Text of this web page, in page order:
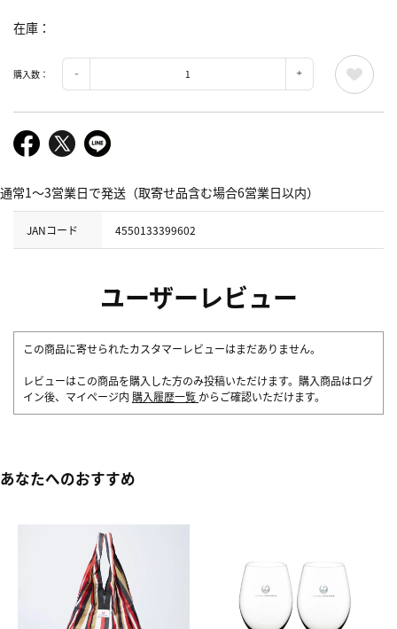
在庫
購入数：
通常1～3営業日で発送（取寄せ品含む場合6営業日以内）
JANコード 4550133399602
ユーザーレビュー
この商品に寄せられたカスタマーレビューはまだありません。
レビューはこの商品を購入した方のみ投稿いただけます。購入商品はログ
イン後、マイページ内 購入履歴一覧 からご確認いただけます。
あなたへのおすすめ